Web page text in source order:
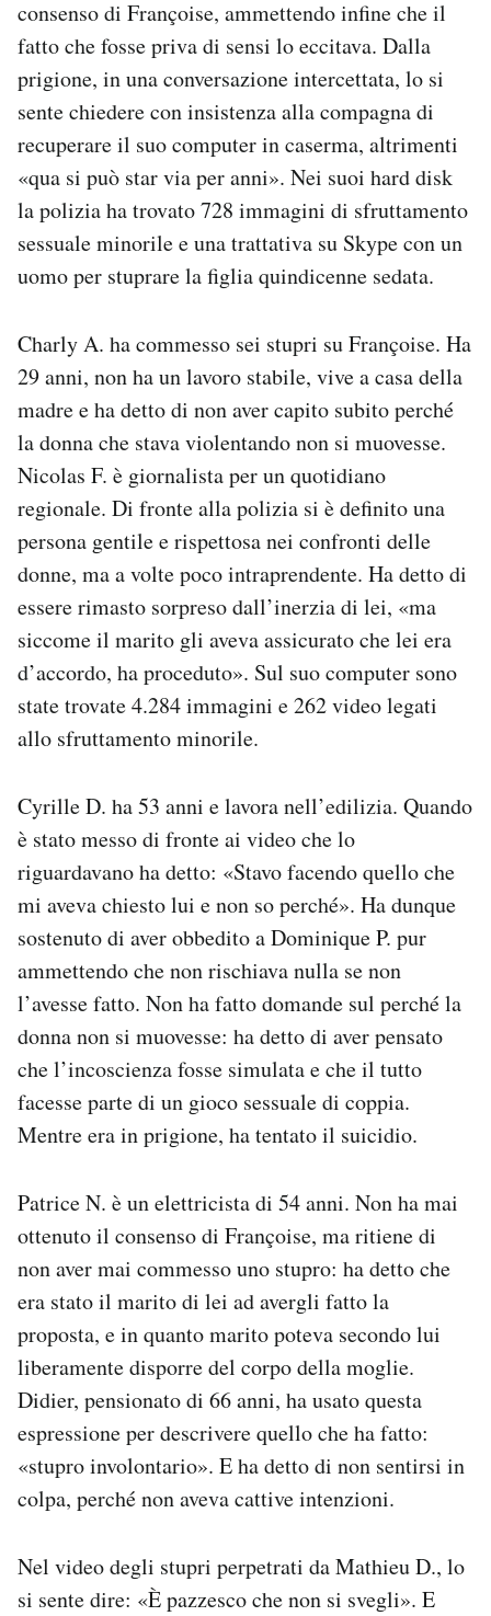
consenso di Françoise, ammettendo infine che il
fatto che fosse priva di sensi lo eccitava. Dalla
prigione, in una conversazione intercettata, lo si
sente chiedere con insistenza alla compagna di
recuperare il suo computer in caserma, altrimenti
«qua si può star via per anni». Nei suoi hard disk
la polizia ha trovato 728 immagini di sfruttamento
sessuale minorile e una trattativa su Skype con un
uomo per stuprare la figlia quindicenne sedata.
Charly A. ha commesso sei stupri su Françoise. Ha
29 anni, non ha un lavoro stabile, vive a casa della
madre e ha detto di non aver capito subito perché
la donna che stava violentando non si muovesse.
Nicolas F. è giornalista per un quotidiano
regionale. Di fronte alla polizia si è definito una
persona gentile e rispettosa nei confronti delle
donne, ma a volte poco intraprendente. Ha detto di
essere rimasto sorpreso dall’inerzia di lei, «ma
siccome il marito gli aveva assicurato che lei era
d’accordo, ha proceduto». Sul suo computer sono
state trovate 4.284 immagini e 262 video legati
allo sfruttamento minorile.
Cyrille D. ha 53 anni e lavora nell’edilizia. Quando
è stato messo di fronte ai video che lo
riguardavano ha detto: «Stavo facendo quello che
mi aveva chiesto lui e non so perché». Ha dunque
sostenuto di aver obbedito a Dominique P. pur
ammettendo che non rischiava nulla se non
l’avesse fatto. Non ha fatto domande sul perché la
donna non si muovesse: ha detto di aver pensato
che l’incoscienza fosse simulata e che il tutto
facesse parte di un gioco sessuale di coppia.
Mentre era in prigione, ha tentato il suicidio.
Patrice N. è un elettricista di 54 anni. Non ha mai
ottenuto il consenso di Françoise, ma ritiene di
non aver mai commesso uno stupro: ha detto che
era stato il marito di lei ad avergli fatto la
proposta, e in quanto marito poteva secondo lui
liberamente disporre del corpo della moglie.
Didier, pensionato di 66 anni, ha usato questa
espressione per descrivere quello che ha fatto:
«stupro involontario». E ha detto di non sentirsi in
colpa, perché non aveva cattive intenzioni.
Nel video degli stupri perpetrati da Mathieu D., lo
si sente dire: «È pazzesco che non si svegli». E